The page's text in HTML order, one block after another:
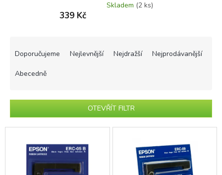
Skladem (2 ks)
339 Kč
p
r
o
Doporučujeme Nejlevnější Nejdražší Nejprodávanější
Abecedně
OTEVŘÍT FILTR
V